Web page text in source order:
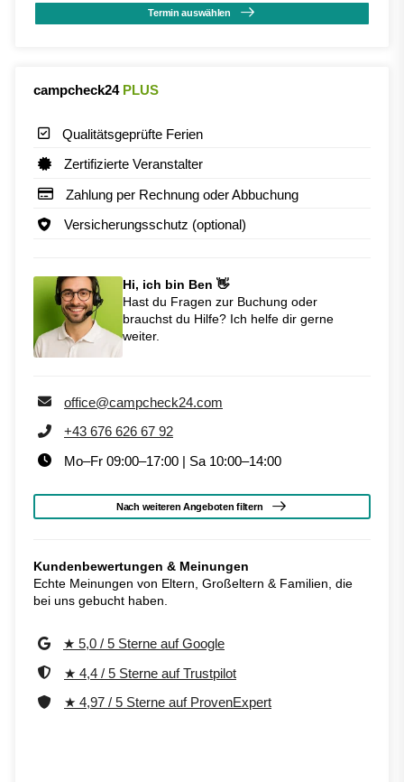
Termin auswählen
campcheck24 PLUS
Qualitätsgeprüfte Ferien
Zertifizierte Veranstalter
Zahlung per Rechnung oder Abbuchung
Versicherungsschutz (optional)
Hi, ich bin Ben 👋
Hast du Fragen zur Buchung oder
brauchst du Hilfe? Ich helfe dir gerne
weiter.
office@campcheck24.com
+43 676 626 67 92
Mo–Fr 09:00–17:00 | Sa 10:00–14:00
Nach weiteren Angeboten filtern
Kundenbewertungen & Meinungen
Echte Meinungen von Eltern, Großeltern & Familien, die
bei uns gebucht haben.
★ 5,0 / 5 Sterne auf Google
★ 4,4 / 5 Sterne auf Trustpilot
★ 4,97 / 5 Sterne auf ProvenExpert